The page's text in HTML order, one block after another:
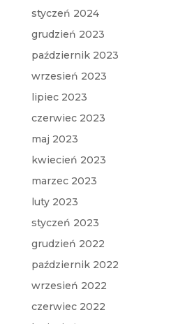
styczeń 2024
grudzień 2023
październik 2023
wrzesień 2023
lipiec 2023
czerwiec 2023
maj 2023
kwiecień 2023
marzec 2023
luty 2023
styczeń 2023
grudzień 2022
październik 2022
wrzesień 2022
czerwiec 2022